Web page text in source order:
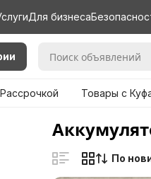
Для бизнеса
Товары с
По